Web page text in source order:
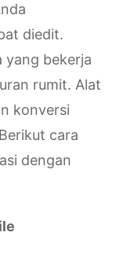
diedit.
yang bekerja
rumit. Alat
konversi
cara
dengan